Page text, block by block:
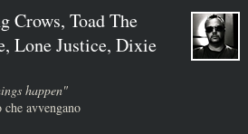
Crows, Toad The
Lone Justice, Dixie
happen"
avvengano